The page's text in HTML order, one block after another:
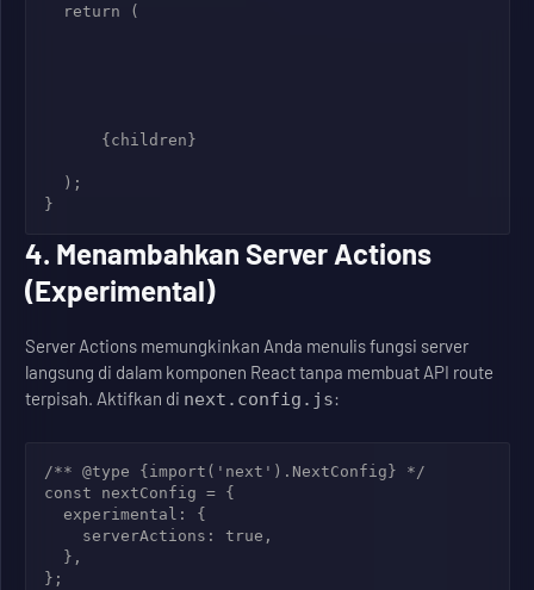
4. Menambahkan Server Actions
(Experimental)
Server Actions memungkinkan Anda menulis fungsi server
langsung di dalam komponen React tanpa membuat API route
terpisah. Aktifkan di next.config.js:
/** @type {import('next').NextConfig} */
const nextConfig = {
};